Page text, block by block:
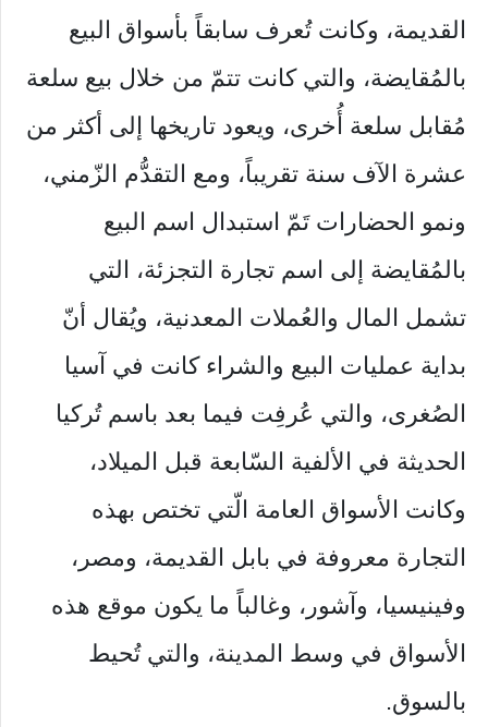
القديمة، وكانت تُعرف سابقاً بأسواق البيع
بالمُقايضة، والتي كانت تتمّ من خلال بيع سلعة
مُقابل سلعة أُخرى، ويعود تاريخها إلى أكثر من
عشرة الآف سنة تقريباً، ومع التقدُّم الزّمني،
ونمو الحضارات تَمّ استبدال اسم البيع
بالمُقايضة إلى اسم تجارة التجزئة، التي
تشمل المال والعُملات المعدنية، ويُقال أنّ
بداية عمليات البيع والشراء كانت في آسيا
الصُغرى، والتي عُرفِت فيما بعد باسم تُركيا
الحديثة في الألفية السّابعة قبل الميلاد،
وكانت الأسواق العامة الّتي تختص بهذه
التجارة معروفة في بابل القديمة، ومصر،
وفينيسيا، وآشور، وغالباً ما يكون موقع هذه
الأسواق في وسط المدينة، والتي تُحيط
بالسوق.